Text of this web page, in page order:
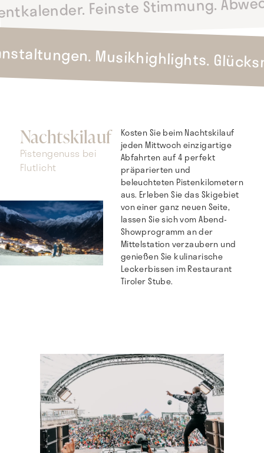
Musikhighlights.
Nachtskilauf
Pistengenuss bei
Flutlicht
Kosten Sie beim Nachtskilauf
jeden Mittwoch einzigartige
Abfahrten auf 4 perfekt
präparierten und
beleuchteten Pistenkilometern
aus. Erleben Sie das Skigebiet
von einer ganz neuen Seite,
lassen Sie sich vom Abend-
Showprogramm an der
Mittelstation verzaubern und
genießen Sie kulinarische
Leckerbissen im Restaurant
Tiroler Stube.